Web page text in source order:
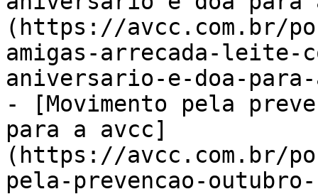
(https://avcc.com.br/
amigas-arrecada-leite-
aniversario-e-doa-
- [Movimento pela
para a avcc]
(https://avcc.com.br/
pela-prevencao-